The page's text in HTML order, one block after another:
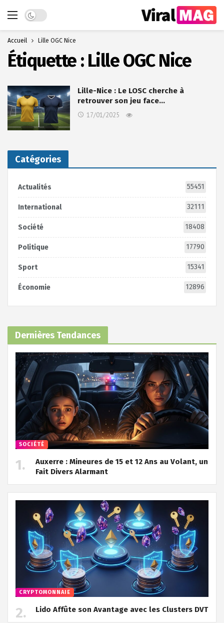
Dark mode
Accueil Lille OGC Nice
Étiquette : Lille OGC Nice
Lille-Nice : Le LOSC cherche à
retrouver son jeu face…
17/01/2025
Catégories
Actualités 55451
International 32111
Société 18408
Politique 17790
Sport 15341
Économie 12896
Dernières Tendances
SOCIÉTÉ
Auxerre : Mineures de 15 et 12 Ans au Volant, un
Fait Divers Alarmant
CRYPTOMONNAIE
Lido Affûte son Avantage avec les Clusters DVT